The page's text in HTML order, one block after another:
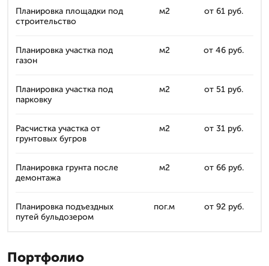
Планировка площадки под
строительство
м2 от 61 руб.
Планировка участка под
газон
м2 от 46 руб.
Планировка участка под
парковку
м2 от 51 руб.
Расчистка участка от
грунтовых бугров
м2 от 31 руб.
Планировка грунта после
демонтажа
м2 от 66 руб.
Планировка подъездных
путей бульдозером
пог.м от 92 руб.
Портфолио